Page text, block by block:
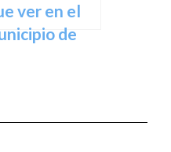
ver en el
de